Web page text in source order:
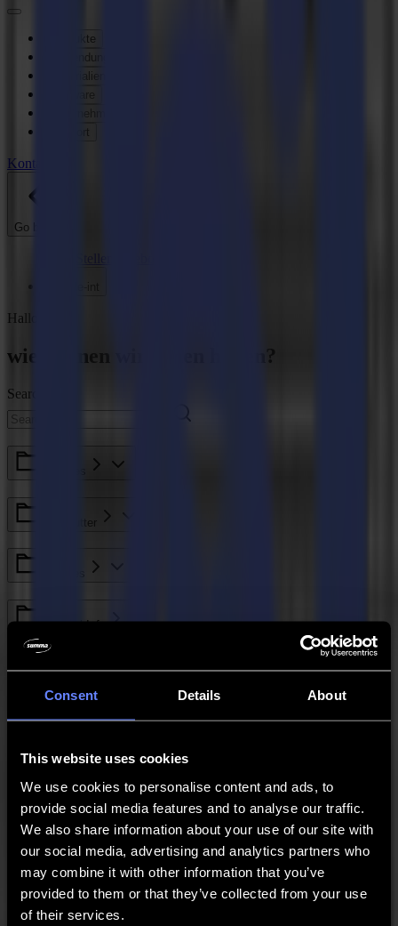
Consent Details About
This website uses cookies
We use cookies to personalise content and ads, to
provide social media features and to analyse our traffic.
We also share information about your use of our site with
our social media, advertising and analytics partners who
may combine it with other information that you’ve
provided to them or that they’ve collected from your use
of their services.
Produkte
Anwendungen
Materialien
Support
Kontakt
Go back
Hallo
wie können wir Ihnen helfen?
Search here
Roll Cutter
General Info
Legacy - SummaCut Series
S One Series
Legacy - Winplot